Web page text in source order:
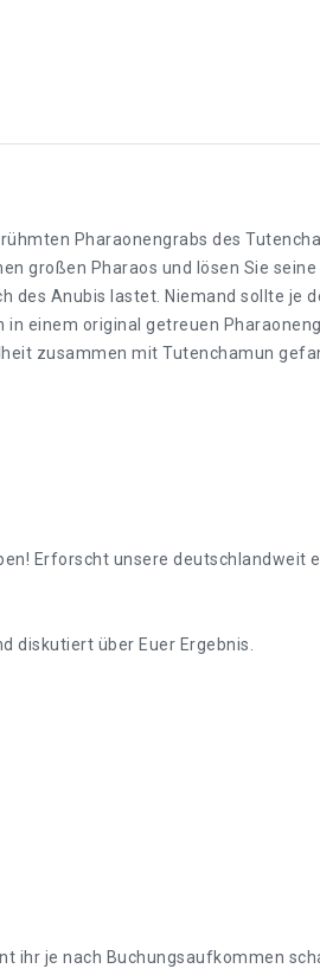
Pharaonengrabs des
großen Pharaos und lösen Sie seine
Anubis lastet. Niemand sollte je
einem original getreuen
zusammen mit Tutenchamun
Erforscht unsere deutschlandweit
diskutiert über Euer Ergebnis.
ihr je nach Buchungsaufkommen